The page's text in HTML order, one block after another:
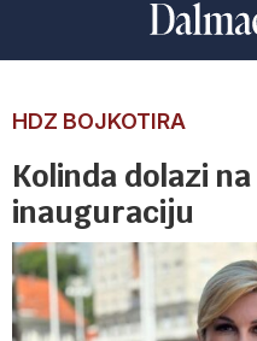
HDZ BOJKOTIRA
Kolinda dolazi
inauguraciju